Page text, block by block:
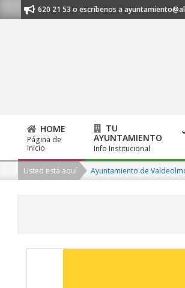
to
91 620 21 53 o escríbenos a
Primary
Navigation
Menu
HOME
Página de
inicio
TU
AYUNTAMIENTO
Info Institucional
Usted está aquí Ayuntamiento de